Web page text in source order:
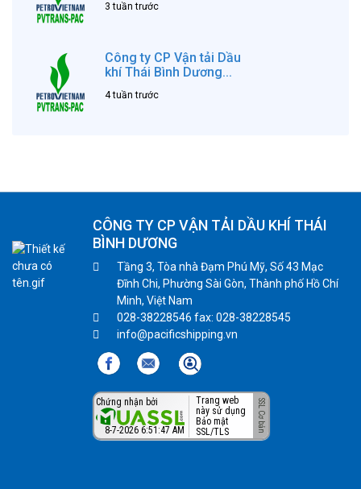
3 tuần trước
Công ty CP Vận tải Dầu
khí Thái Bình Dương...
4 tuần trước
CÔNG TY CP VẬN TẢI DẦU KHÍ THÁI
BÌNH DƯƠNG
Tầng 3, Tòa nhà Đạm Phú Mỹ, Số 43 Mạc
Đĩnh Chi, Phường Sài Gòn, Thành phố Hồ Chí
Minh, Việt Nam
028-38228546 fax: 028-38228545
info@pacificshipping.vn
Chứng nhận bởi
8-7-2026 6:51:47 AM
Trang web
này sử dụng
Bảo mật
SSL/TLS